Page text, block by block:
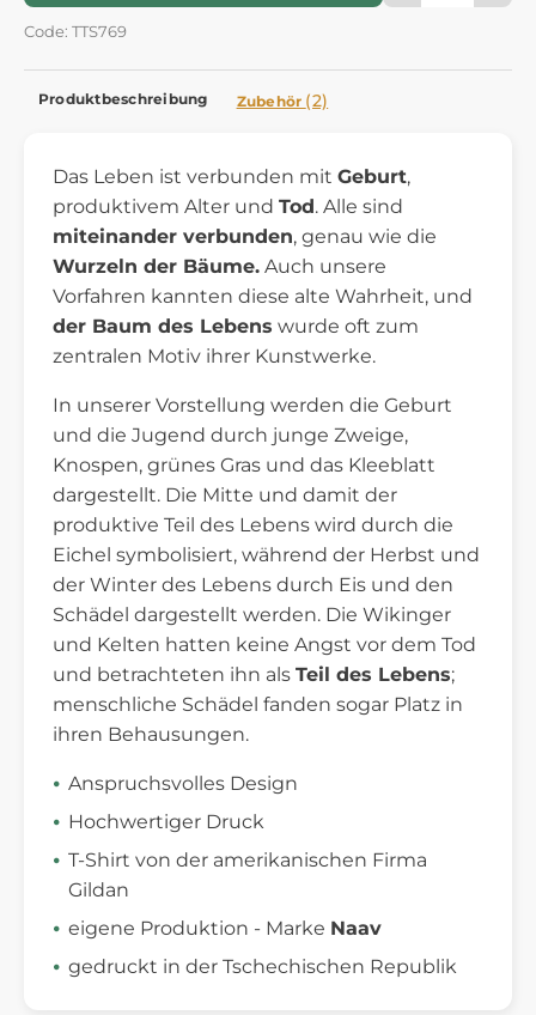
Code: TTS769
Produktbeschreibung Zubehör (2)
Das Leben ist verbunden mit Geburt,
produktivem Alter und Tod. Alle sind
miteinander verbunden, genau wie die
Wurzeln der Bäume. Auch unsere
Vorfahren kannten diese alte Wahrheit, und
der Baum des Lebens wurde oft zum
zentralen Motiv ihrer Kunstwerke.
In unserer Vorstellung werden die Geburt
und die Jugend durch junge Zweige,
Knospen, grünes Gras und das Kleeblatt
dargestellt. Die Mitte und damit der
produktive Teil des Lebens wird durch die
Eichel symbolisiert, während der Herbst und
der Winter des Lebens durch Eis und den
Schädel dargestellt werden. Die Wikinger
und Kelten hatten keine Angst vor dem Tod
und betrachteten ihn als Teil des Lebens;
menschliche Schädel fanden sogar Platz in
ihren Behausungen.
Anspruchsvolles Design
Hochwertiger Druck
T-Shirt von der amerikanischen Firma
Gildan
eigene Produktion - Marke Naav
gedruckt in der Tschechischen Republik